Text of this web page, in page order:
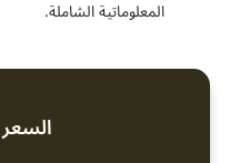
المعلوماتية الشاملة.
السعر :